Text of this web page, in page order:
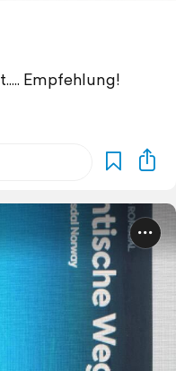
Empfehlung!